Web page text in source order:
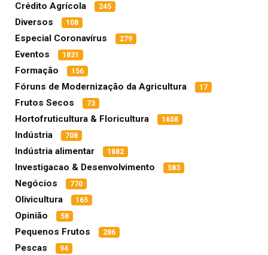
Crédito Agrícola 245
Diversos 108
Especial Coronavírus 279
Eventos 1831
Formação 156
Fóruns de Modernização da Agricultura 17
Frutos Secos 73
Hortofruticultura & Floricultura 1658
Indústria 708
Indústria alimentar 1882
Investigacao & Desenvolvimento 583
Negócios 770
Olivicultura 165
Opinião 58
Pequenos Frutos 286
Pescas 94